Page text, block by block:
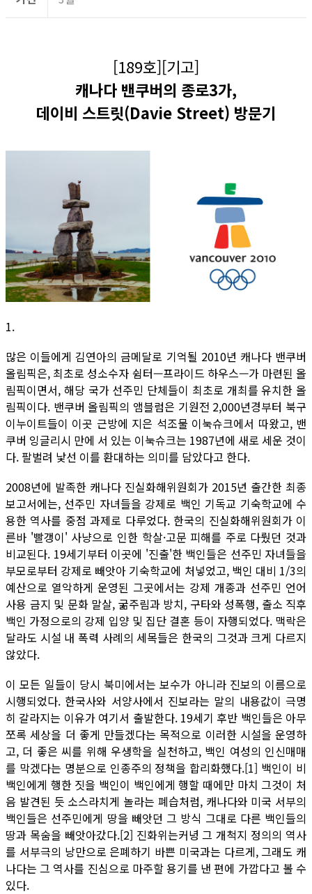
[189호][기고]
캐나다 밴쿠버의 종로3가,
데이비 스트릿(Davie Street) 방문기
1.
많은 이들에게 김연아의 금메달로 기억될 2010년 캐나다 밴쿠버
올림픽은, 최초로 성소수자 쉼터—프라이드 하우스—가 마련된 올
림픽이면서, 해당 국가 선주민 단체들이 최초로 개최를 유치한 올
림픽이다. 밴쿠버 올림픽의 앰블럼은 기원전 2,000년경부터 북구
이누이트들이 이곳 근방에 지은 석조물 이눅슈크에서 따왔고, 밴
쿠버 잉글리시 만에 서 있는 이눅슈크는 1987년에 새로 세운 것이
다. 팔벌려 낯선 이를 환대하는 의미를 담았다고 한다.
2008년에 발족한 캐나다 진실화해위원회가 2015년 출간한 최종
보고서에는, 선주민 자녀들을 강제로 백인 기독교 기숙학교에 수
용한 역사를 중점 과제로 다루었다. 한국의 진실화해위원회가 이
른바 '빨갱이' 사냥으로 인한 학살·고문 피해를 주로 다뤘던 것과
비교된다. 19세기부터 이곳에 '진출'한 백인들은 선주민 자녀들을
부모로부터 강제로 빼앗아 기숙학교에 처넣었고, 백인 대비 1/3의
예산으로 열악하게 운영된 그곳에서는 강제 개종과 선주민 언어
사용 금지 및 문화 말살, 굶주림과 방치, 구타와 성폭행, 출소 직후
백인 가정으로의 강제 입양 및 집단 결혼 등이 자행되었다. 맥락은
달라도 시설 내 폭력 사례의 세목들은 한국의 그것과 크게 다르지
않았다.
이 모든 일들이 당시 북미에서는 보수가 아니라 진보의 이름으로
시행되었다. 한국사와 서양사에서 진보라는 말의 내용값이 극명
히 갈라지는 이유가 여기서 출발한다. 19세기 후반 백인들은 아무
쪼록 세상을 더 좋게 만들겠다는 목적으로 이러한 시설을 운영하
고, 더 좋은 씨를 위해 우생학을 실천하고, 백인 여성의 인신매매
를 막겠다는 명분으로 인종주의 정책을 합리화했다.[1] 백인이 비
백인에게 행한 짓을 백인이 백인에게 행할 때에만 마치 그것이 처
음 발견된 듯 소스라치게 놀라는 폐습처럼, 캐나다와 미국 서부의
백인들은 선주민에게 땅을 빼앗던 그 방식 그대로 다른 백인들의
땅과 목숨을 빼앗아갔다.[2] 진화위는커녕 그 개척지 정의의 역사
를 서부극의 낭만으로 은폐하기 바쁜 미국과는 다르게, 그래도 캐
나다는 그 역사를 진심으로 마주할 용기를 낸 편에 가깝다고 볼 수
있다.